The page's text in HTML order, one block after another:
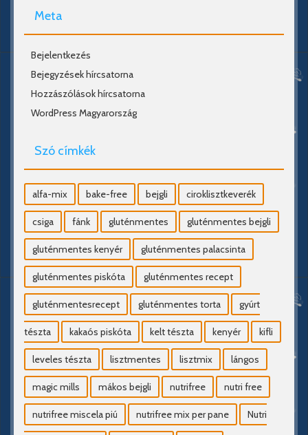
Meta
Bejelentkezés
Bejegyzések hírcsatorna
Hozzászólások hírcsatorna
WordPress Magyarország
Szó címkék
alfa-mix bake-free bejgli ciroklisztkeverék
csiga fánk gluténmentes gluténmentes bejgli
gluténmentes kenyér gluténmentes palacsinta
gluténmentes piskóta gluténmentes recept
gluténmentesrecept gluténmentes torta gyúrt
tészta kakaós piskóta kelt tészta kenyér kifli
leveles tészta lisztmentes lisztmix lángos
magic mills mákos bejgli nutrifree nutri free
nutrifree miscela piú nutrifree mix per pane Nutri